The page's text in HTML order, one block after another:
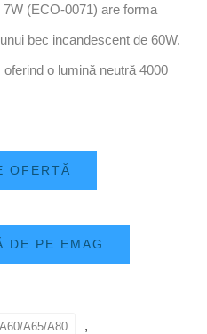
(ECO-0071) are forma
bec incandescent de 60W.
o lumină neutră 4000
OFERTĂ
DE PE EMAG
A65/A80 ,